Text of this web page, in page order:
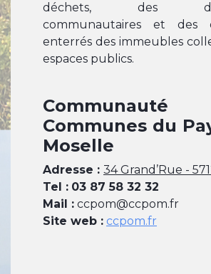
déchets, des
communautaires et des
enterrés des immeubles
espaces publics.
Communes du
Moselle
Adresse : 34 Grand’Rue -
Tel : 03 87 58 32 32
Mail : ccpom@ccpom.fr
Site web : ccpom.fr